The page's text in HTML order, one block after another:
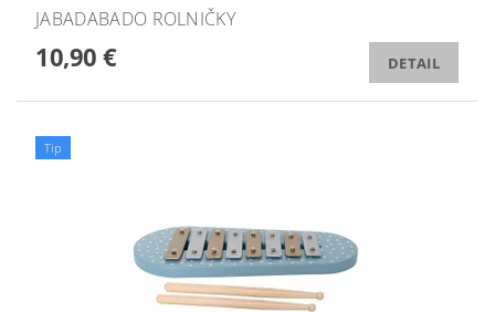
JABADABADO ROLNIČKY
10,90 € DETAIL
Tip